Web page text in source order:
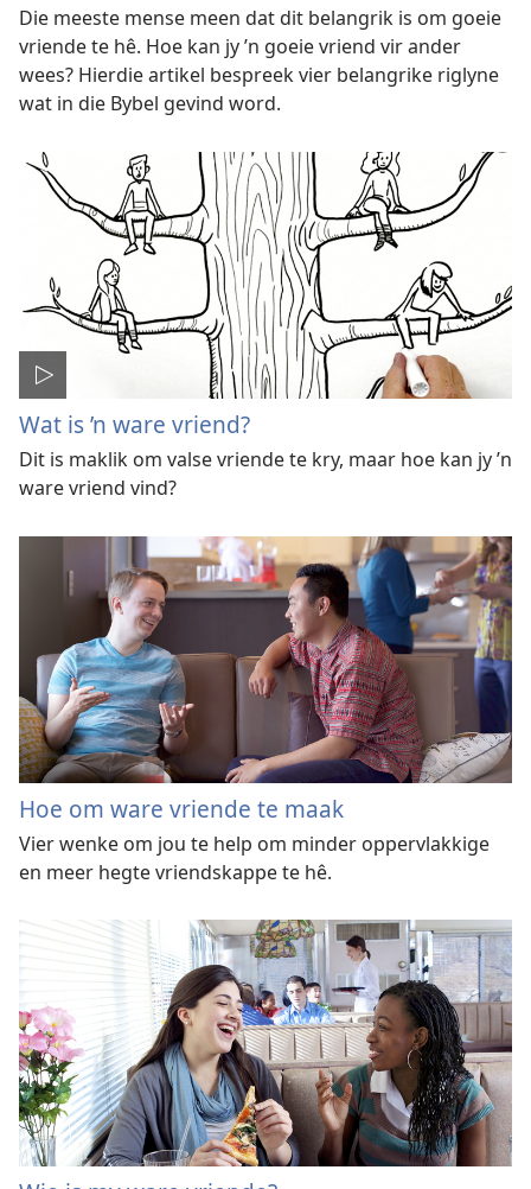
Die meeste mense meen dat dit belangrik is om goeie
vriende te hê. Hoe kan jy ’n goeie vriend vir ander
wees? Hierdie artikel bespreek vier belangrike riglyne
wat in die Bybel gevind word.
Wat is ’n ware vriend?
Dit is maklik om valse vriende te kry, maar hoe kan jy ’n
ware vriend vind?
Hoe om ware vriende te maak
Vier wenke om jou te help om minder oppervlakkige
en meer hegte vriendskappe te hê.